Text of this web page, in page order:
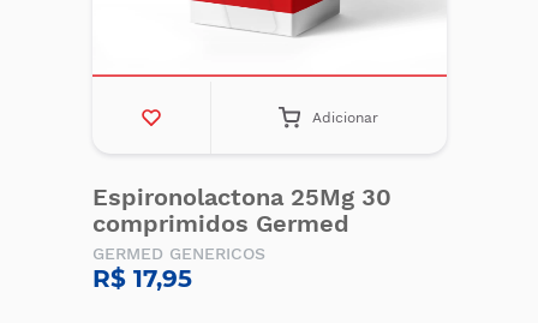
Adicionar
Espironolactona 25Mg 30
comprimidos Germed
GERMED GENERICOS
R$ 17,95